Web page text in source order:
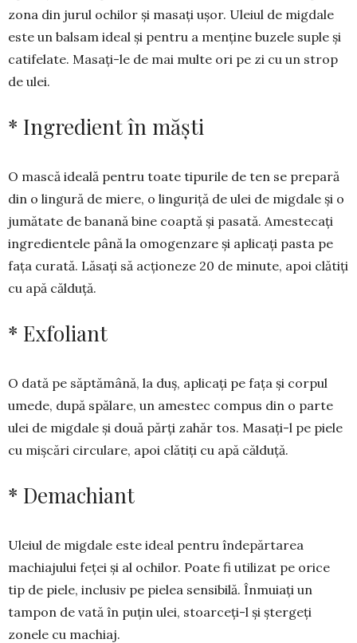
zona din jurul ochilor și masați ușor. Uleiul de mig­dale
este un balsam ideal și pentru a men­ţine buzele suple şi
catifelate. Masaţi-le de mai multe ori pe zi cu un strop
de ulei.
* Ingredient în măşti
O mască ideală pentru toate ti­purile de ten se prepară
din o lingură de miere, o linguriţă de ulei de mig­dale și o
jumătate de banană bine coap­tă și pasată. Amestecaţi
ingre­di­entele până la omogenzare şi aplicaţi pasta pe
faţa curată. Lăsaţi să acţio­neze 20 de minute, apoi clătiţi
cu apă călduţă.
* Exfoliant
O dată pe săptămână, la duș, apli­caţi pe faţa și corpul
umede, după spălare, un amestec compus din o parte
ulei de migdale şi două părți zahăr tos. Masaţi-l pe piele
cu mişcări circulare, apoi clătiţi cu apă călduţă.
* Demachiant
Uleiul de migdale este ideal pen­tru îndepărtarea
machiajului feței și al ochilor. Poate fi utilizat pe orice
tip de piele, inclusiv pe pielea sensibilă. Înmuiaţi un
tampon de vată în puțin ulei, stoarceți-l şi ștergeți
zonele cu machiaj.